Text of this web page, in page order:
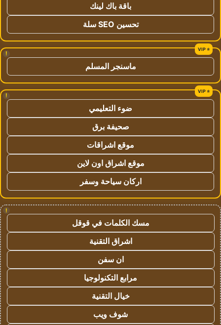
باقة باك لينك
تحسين SEO سلة
!
ماسنجر المسلم
!
ضوء التعليمي
صحيفة برق
موقع اشراقات
موقع اشراق اون لاين
اركان سياحة وسفر
!
مسك الكلمات في قوقل
اشراق التقنية
ان سفن
مرابع التكنولوجيا
خيال التقنية
شوف ويب